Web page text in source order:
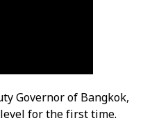
Governor of Bangkok,
for the first time.